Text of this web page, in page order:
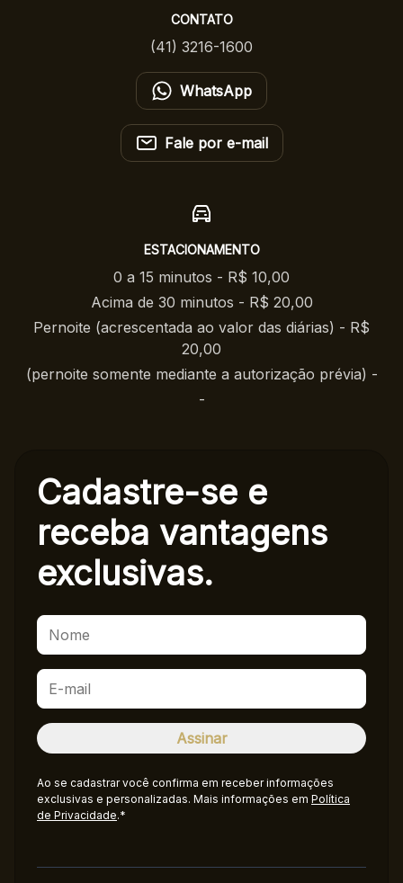
CONTATO
(41) 3216-1600
WhatsApp
Fale por e-mail
ESTACIONAMENTO
0 a 15 minutos - R$ 10,00
Acima de 30 minutos - R$ 20,00
Pernoite (acrescentada ao valor das diárias) - R$
20,00
(pernoite somente mediante a autorização prévia) -
-
Cadastre-se e
receba vantagens
exclusivas.
Ao se cadastrar você confirma em receber informações
exclusivas e personalizadas. Mais informações em Política
de Privacidade.*